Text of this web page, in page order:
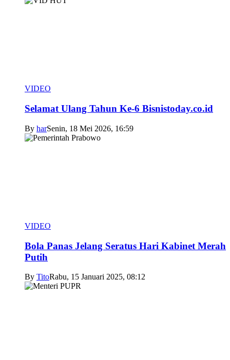
VIDEO
Selamat Ulang Tahun Ke-6 Bisnistoday.co.id
By harSenin, 18 Mei 2026, 16:59
VIDEO
Bola Panas Jelang Seratus Hari Kabinet Merah
Putih
By TitoRabu, 15 Januari 2025, 08:12